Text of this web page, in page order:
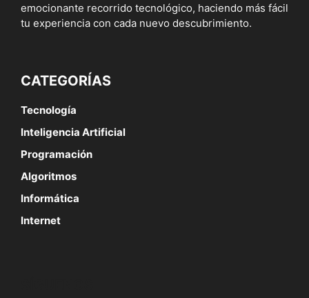
emocionante recorrido tecnológico, haciendo más fácil
tu experiencia con cada nuevo descubrimiento.
CATEGORÍAS
Tecnología
Inteligencia Artificial
Programación
Algoritmos
Informática
Internet